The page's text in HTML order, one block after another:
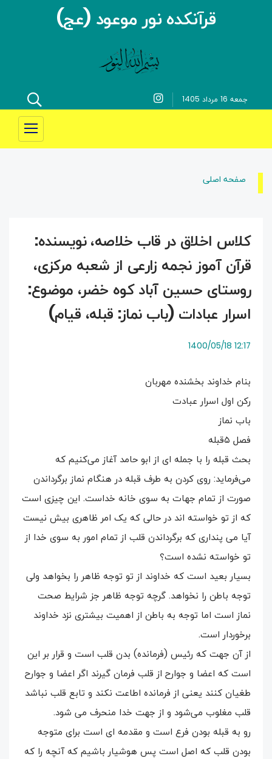
قرآنکده نور موعود (عج)
جمعه 16 مرداد 1405
صفحه اصلی
کلاس اخلاق در قاب خلاصه، نویسنده:
قرآن آموز نجمه زارعی از شعبه مرکزی،
روستای حسین آباد کوه خضر، موضوع:
اسرار عبادات (باب نماز: قبله، قیام)
12:17 1400/05/18
بنام خداوند بخشنده مهربان
رکن اول اسرار عبادت
باب نماز
فصل ۵قبله
بحث قبله را با جمله ای از ابو حامد آغاز می‌کنیم که
می‌فرماید: روی کردن به طرف قبله در هنگام نماز برگرداندن
صورت از تمام جهات به سوی خانه خداست. این چیزی است
که از تو خواسته اند در حالی که یک امر ظاهری بیش نیست
آیا می پنداری که برگرداندن قلب از تمام امور به سوی خدا از
تو خواسته نشده است؟
بسیار بعید است که خداوند از تو توجه ظاهر را بخواهد ولی
توجه باطن را نخواهد. گرچه توجه ظاهر جز شرایط صحت
نماز است اما توجه به باطن از اهمیت بیشتری نزد خداوند
برخوردار است.
از آن جهت که رئیس (فرمانده) بدن قلب است و قرار بر این
است که اعضا و جوارح از قلب فرمان گیرند اگر اعضا و جوارح
طغیان کنند یعنی از فرمانده اطاعت نکند و تابع قلب نباشد
قلب مغلوب می‌شود و از جهت خدا منحرف می شود.
رو به قبله بودن فرع است و مقدمه ای است برای متوجه
بودن قلب که اصل است پس هوشیار باشیم که آنچه را که